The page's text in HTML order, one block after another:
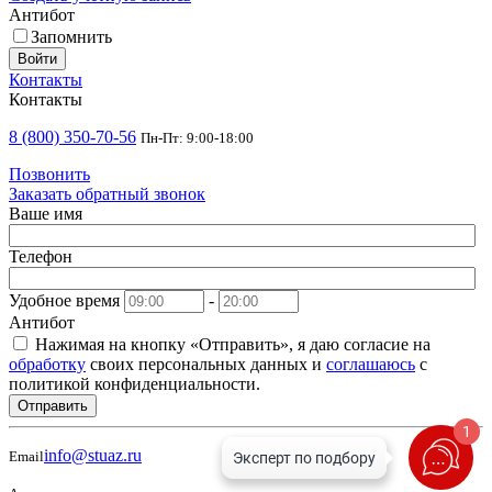
Антибот
Запомнить
Войти
Контакты
Контакты
8 (800) 350-70-56 Пн-Пт: 9:00-18:00
Позвонить
Заказать обратный звонок
Ваше имя
Телефон
Удобное время
-
Антибот
Нажимая на кнопку «Отправить», я даю согласие на
обработку своих персональных данных и соглашаюсь с
политикой конфиденциальности.
Отправить
Emailinfo@stuaz.ru
1